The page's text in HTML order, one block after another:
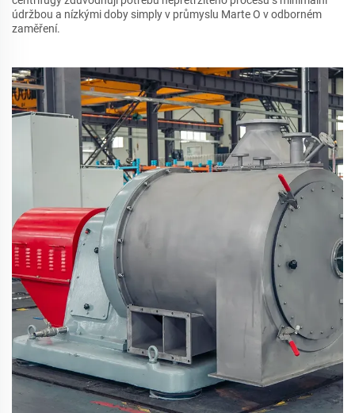
údržbou a nízkými doby simply v průmyslu Marte O v odborném
zaměření.